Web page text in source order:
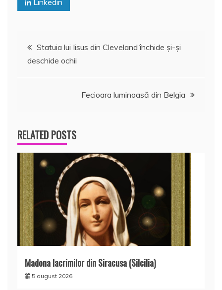
Linkedin
Navigare
Statuia lui Iisus din Cleveland închide şi-şi
deschide ochii
Fecioara luminoasă din Belgia
RELATED POSTS
Madona lacrimilor din Siracusa (Silcilia)
5 august 2026